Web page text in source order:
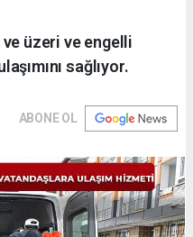
üzeri ve engelli
sağlıyor.
ABONE OL